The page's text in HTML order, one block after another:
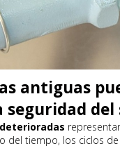
antiguas
del
del tiempo, los ciclos